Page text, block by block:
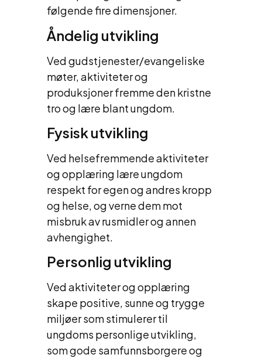
følgende fire dimensjoner.
Åndelig utvikling
Ved gudstjenester/evangeliske
møter, aktiviteter og
produksjoner fremme den kristne
tro og lære blant ungdom.
Fysisk utvikling
Ved helsefremmende aktiviteter
og opplæring lære ungdom
respekt for egen og andres kropp
og helse, og verne dem mot
misbruk av rusmidler og annen
avhengighet.
Personlig utvikling
Ved aktiviteter og opplæring
skape positive, sunne og trygge
miljøer som stimulerer til
ungdoms personlige utvikling,
som gode samfunnsborgere og